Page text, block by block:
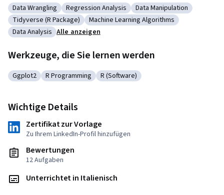
Kategorie: Data Wrangling
Data Wrangling Kategorie: Regression Analysis
Regression Analysis Kategorie: Data
Data Manipulation
Kategorie: Tidyverse (R Package)
Tidyverse (R Package) Kategorie: Machine Learning
Machine Learning Algorithms
Kategorie: Data Analysis
Data Analysis Alle anzeigen
Werkzeuge, die Sie lernen werden
Kategorie: Ggplot2
Ggplot2 Kategorie: R Programming
R Programming Kategorie: R (Software)
R (Software)
Wichtige Details
Zertifikat zur Vorlage
Zu Ihrem LinkedIn-Profil hinzufügen
Bewertungen
12 Aufgaben
Unterrichtet in Italienisch